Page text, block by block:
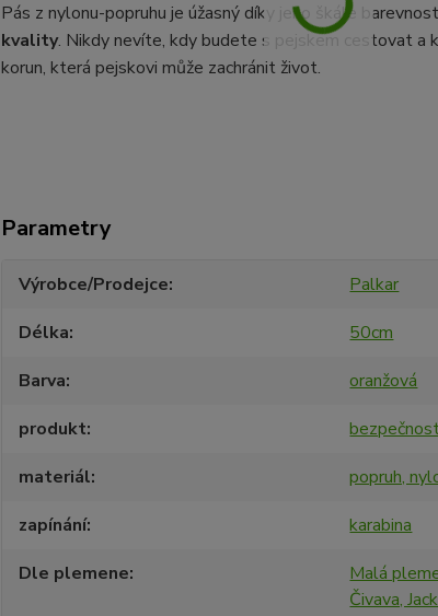
Pás z nylonu-popruhu je úžasný díky jeho škále
kvality. Nikdy nevíte, kdy budete s pejskem cestovat a
korun, která pejskovi může zachránit život.
Parametry
Výrobce/Prodejce
Palkar
Délka
50cm
Barva
oranžová
produkt
materiál
popruh,
zapínání
karabina
Dle plemene
Malá
Čivava,